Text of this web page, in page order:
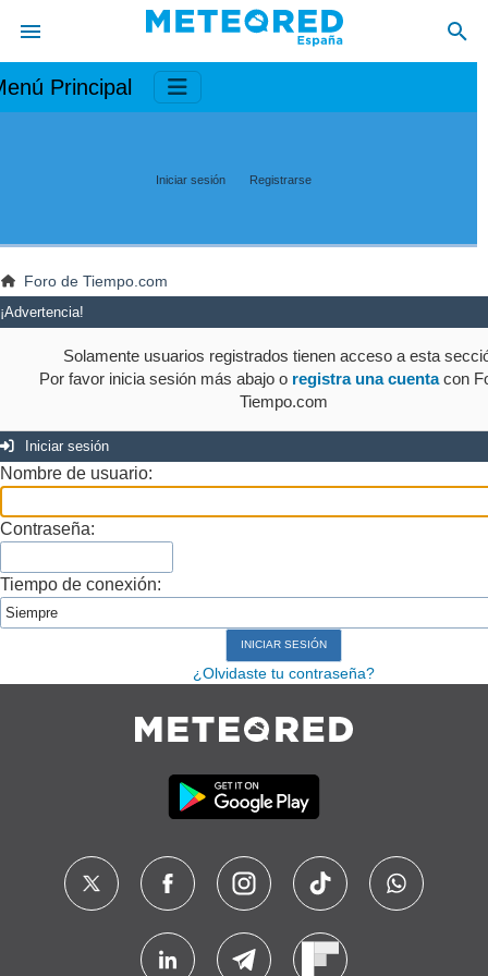
Principal
Iniciar sesión Registrarse
Foro de Tiempo.com
¡Advertencia!
Solamente usuarios registrados tienen acceso a esta
Por favor inicia sesión más abajo o registra una cuentacon
Tiempo.com
Iniciar sesión
Nombre de usuario:
Contraseña:
Tiempo de conexión:
¿Olvidaste tu contraseña?